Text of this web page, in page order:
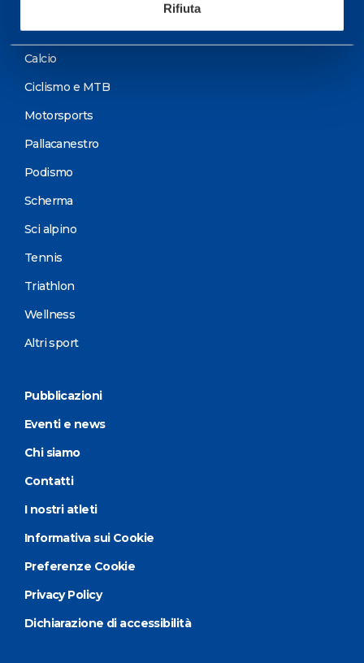
Rifiuta
Sport
Calcio
Ciclismo e MTB
Motorsports
Pallacanestro
Podismo
Scherma
Sci alpino
Tennis
Triathlon
Wellness
Altri sport
Pubblicazioni
Eventi e news
Chi siamo
Contatti
I nostri atleti
Informativa sui Cookie
Preferenze Cookie
Privacy Policy
Dichiarazione di accessibilità